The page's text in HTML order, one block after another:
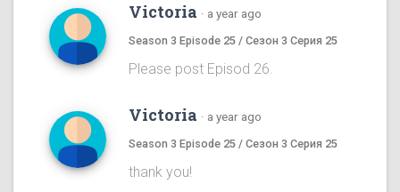
Victoria · a year ago
Season 3 Episode 25 / Сезон 3 Серия 25
Please post Episod 26.
Victoria · a year ago
Season 3 Episode 25 / Сезон 3 Серия 25
thank you!